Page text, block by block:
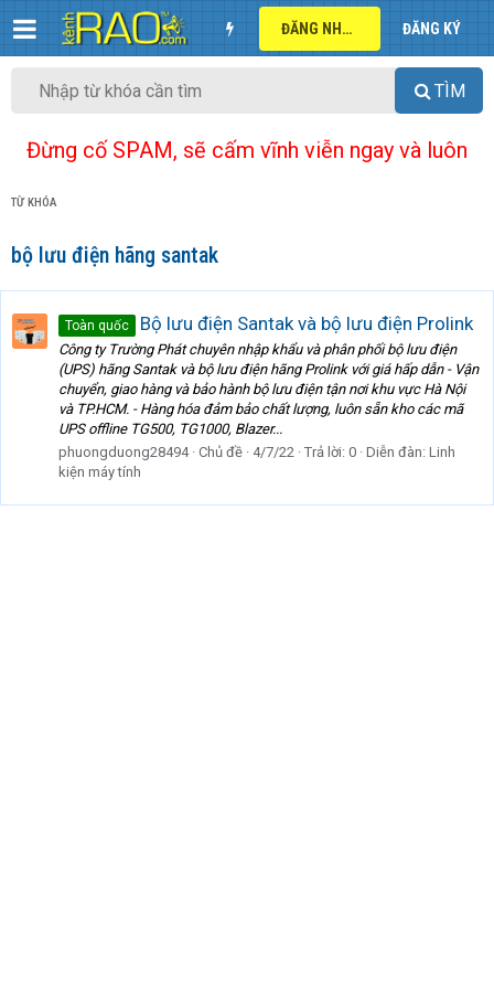
ĐĂNG NHẬP ĐĂNG KÝ
TÌM
Đừng cố SPAM, sẽ cấm vĩnh viễn ngay và luôn
TỪ KHÓA
bộ lưu điện hãng santak
Toàn quốc Bộ lưu điện Santak và bộ lưu điện Prolink
Công ty Trường Phát chuyên nhập khẩu và phân phối bộ lưu điện
(UPS) hãng Santak và bộ lưu điện hãng Prolink với giá hấp dẫn - Vận
chuyển, giao hàng và bảo hành bộ lưu điện tận nơi khu vực Hà Nội
và TP.HCM. - Hàng hóa đảm bảo chất lượng, luôn sẵn kho các mã
UPS offline TG500, TG1000, Blazer...
phuongduong28494 Chủ đề 4/7/22 Trả lời: 0 Diễn đàn: Linh
kiện máy tính